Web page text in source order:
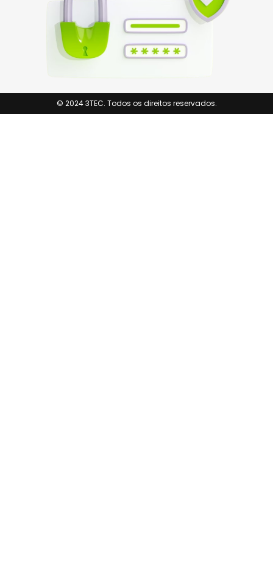
© 2024 3TEC. Todos os direitos reservados.